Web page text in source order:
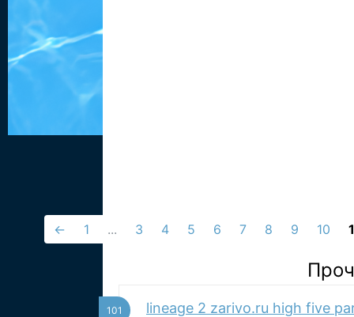
← 1 ... 3 4 5 6 7 8 9 10
101 lineage 2 zarivo.ru high five